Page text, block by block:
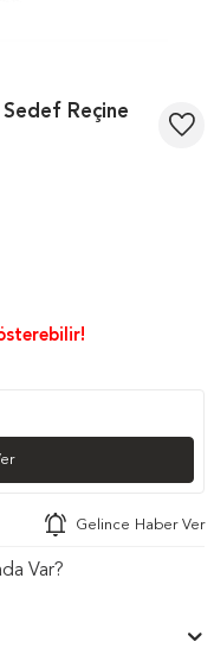
Reçine
Gelince Haber Ver
Var?